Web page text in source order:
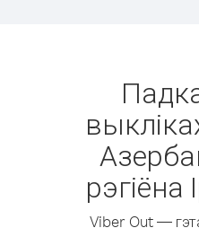
рэгіёна
Viber Out —